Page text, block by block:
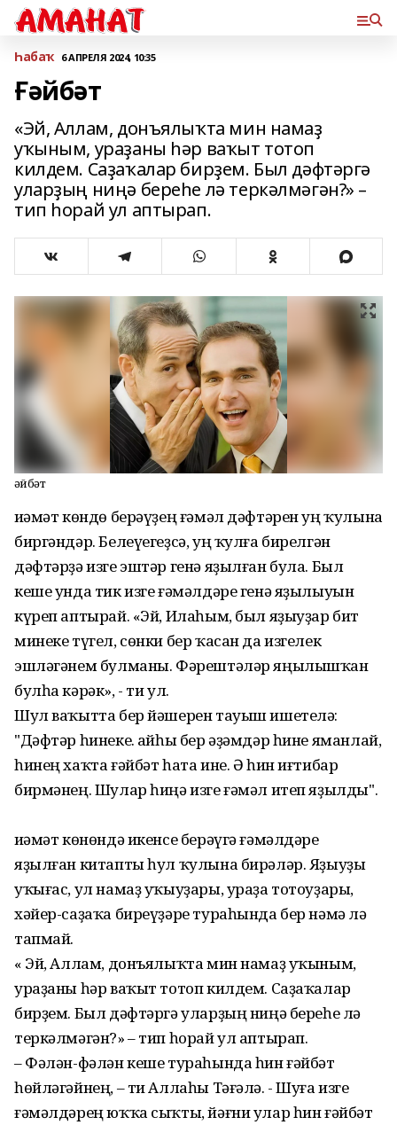
Һабаҡ 6 АПРЕЛЯ 2024, 10:35
Ғәйбәт
«Эй, Аллам, донъялыҡта мин намаҙ
уҡыным, ураҙаны һәр ваҡыт тотоп
килдем. Саҙаҡалар бирҙем. Был дәфтәргә
уларҙың ниңә береһе лә теркәлмәгән?» –
тип һорай ул аптырап.
Ғәйбәт
Ҡиәмәт көндө берәүҙең ғәмәл дәфтәрен уң ҡулына
биргәндәр. Белеүегеҙсә, уң ҡулға бирелгән
дәфтәрҙә изге эштәр генә яҙылған була. Был
кеше унда тик изге ғәмәлдәре генә яҙылыуын
күреп аптырай. «Эй, Илаһым, был яҙыуҙар бит
минеке түгел, сөнки бер ҡасан да изгелек
эшләгәнем булманы. Фәрештәләр яңылышҡан
булһа кәрәк», - ти ул.
Шул ваҡытта бер йәшерен тауыш ишетелә:
"Дәфтәр һинеке. Ҡайһы бер әҙәмдәр һине яманлай,
һинең хаҡта ғәйбәт һата ине. Ә һин иғтибар
бирмәнең. Шулар һиңә изге ғәмәл итеп яҙылды".
Ҡиәмәт көнөндә икенсе берәүгә ғәмәлдәре
яҙылған китапты һул ҡулына бирәләр. Яҙыуҙы
уҡығас, ул намаҙ уҡыуҙары, ураҙа тотоуҙары,
хәйер-саҙаҡа биреүҙәре тураһында бер нәмә лә
тапмай.
« Эй, Аллам, донъялыҡта мин намаҙ уҡыным,
ураҙаны һәр ваҡыт тотоп килдем. Саҙаҡалар
бирҙем. Был дәфтәргә уларҙың ниңә береһе лә
теркәлмәгән?» – тип һорай ул аптырап.
– Фәлән-фәлән кеше тураһында һин ғәйбәт
һөйләгәйнең, – ти Аллаһы Тәғәлә. - Шуға изге
ғәмәлдәрең юҡҡа сыҡты, йәғни улар һин ғәйбәт